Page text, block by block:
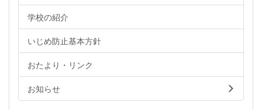
学校の紹介
いじめ防止基本方針
おたより・リンク
お知らせ